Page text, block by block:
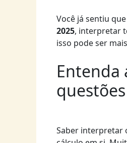
Você já sentiu
2025, interpretar
isso pode ser
Entenda
Saber interpretar